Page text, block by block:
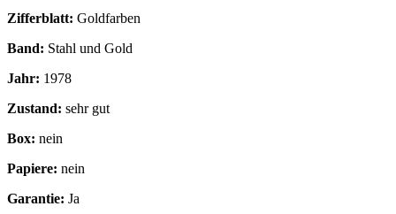
Zifferblatt: Goldfarben
Band: Stahl und Gold
Jahr: 1978
Zustand: sehr gut
Box: nein
Papiere: nein
Garantie: Ja